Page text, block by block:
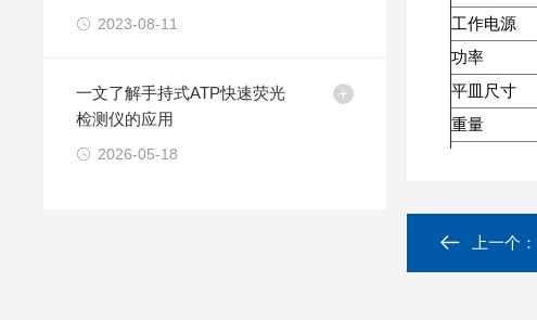
2023-08-11
一文了解手持式ATP快速荧光
检测仪的应用
2026-05-18
工作电源
功率
平皿尺寸
重量
上一个：